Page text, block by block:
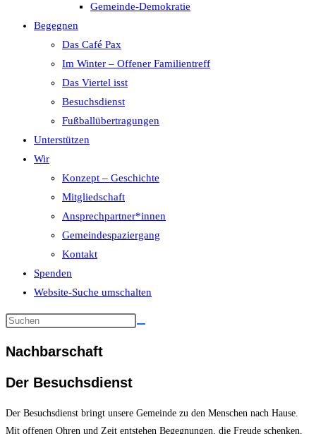
Gemeinde-Demokratie
Begegnen
Das Café Pax
Im Winter – Offener Familientreff
Das Viertel isst
Besuchsdienst
Fußballübertragungen
Unterstützen
Wir
Konzept – Geschichte
Mitgliedschaft
Ansprechpartner*innen
Gemeindespaziergang
Kontakt
Spenden
Website-Suche umschalten
Nachbarschaft
Der Besuchsdienst
Der Besuchsdienst bringt unsere Gemeinde zu den Menschen nach Hause.
Mit offenen Ohren und Zeit entstehen Begegnungen, die Freude schenken,